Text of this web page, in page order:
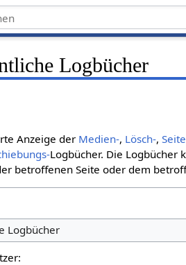
Logbücher
Anzeige der Medien-, Lösch-,
Logbücher. Die Logbücher
betroffenen Seite oder dem
Logbücher